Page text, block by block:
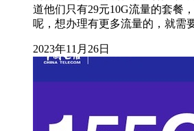
道他们只有29元10G流量的套餐
呢，想办理有更多流量的，就需
2023年11月26日